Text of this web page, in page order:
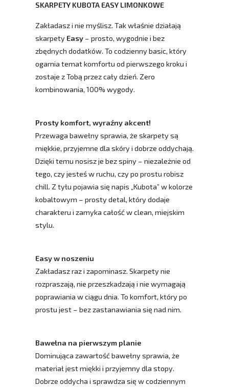
SKARPETY KUBOTA EASY LIMONKOWE
Zakładasz i nie myślisz. Tak właśnie działają
skarpety Easy – prosto, wygodnie i bez
zbędnych dodatków. To codzienny basic, który
ogarnia temat komfortu od pierwszego kroku i
zostaje z Tobą przez cały dzień. Zero
kombinowania, 100% wygody.
Prosty komfort, wyraźny akcent!
Przewaga bawełny sprawia, że skarpety są
miękkie, przyjemne dla skóry i dobrze oddychają.
Dzięki temu nosisz je bez spiny – niezależnie od
tego, czy jesteś w ruchu, czy po prostu robisz
chill. Z tyłu pojawia się napis „Kubota” w kolorze
kobaltowym – prosty detal, który dodaje
charakteru i zamyka całość w clean, miejskim
stylu.
Easy w noszeniu
Zakładasz raz i zapominasz. Skarpety nie
rozpraszają, nie przeszkadzają i nie wymagają
poprawiania w ciągu dnia. To komfort, który po
prostu jest – bez zastanawiania się nad nim.
Bawełna na pierwszym planie
Dominująca zawartość bawełny sprawia, że
materiał jest miękki i przyjemny dla stopy.
Dobrze oddycha i sprawdza się w codziennym